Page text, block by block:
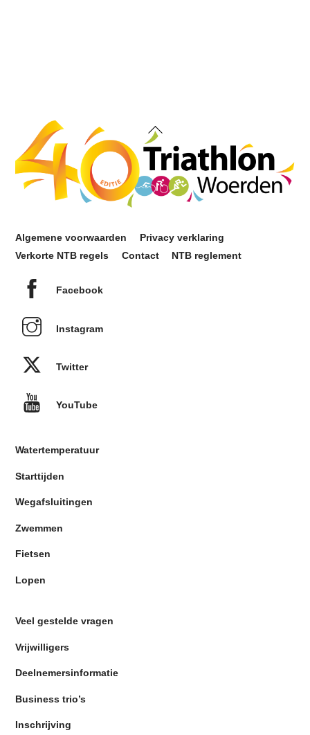
Back
To
Top
Algemene voorwaarden
Privacy verklaring
Verkorte NTB regels
Contact NTB reglement
Facebook
Instagram
Twitter
YouTube
Watertemperatuur
Starttijden
Wegafsluitingen
Zwemmen
Fietsen
Lopen
Veel gestelde vragen
Vrijwilligers
Deelnemersinformatie
Business trio’s
Inschrijving